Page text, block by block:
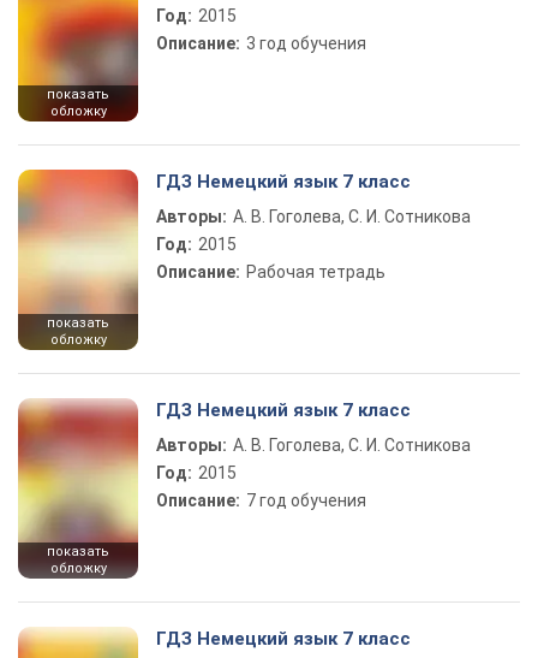
показать
обложку
Год: 2015
Описание: 3 год обучения
показать
обложку
ГДЗ Немецкий язык 7 класс
Авторы: А. В. Гоголева, С. И. Сотникова
Год: 2015
Описание: Рабочая тетрадь
показать
обложку
ГДЗ Немецкий язык 7 класс
Авторы: А. В. Гоголева, С. И. Сотникова
Год: 2015
Описание: 7 год обучения
ГДЗ Немецкий язык 7 класс